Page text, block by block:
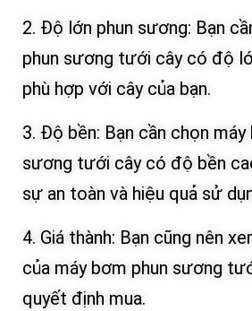
2. Độ lớn phun sương: Bạn
phun sương tưới cây có độ
phù hợp với cây của bạn.
3. Độ bền: Bạn cần chọn máy
sương tưới cây có độ bền
sự an toàn và hiệu quả sử
4. Giá thành: Bạn cũng nên
của máy bơm phun sương
quyết định mua.